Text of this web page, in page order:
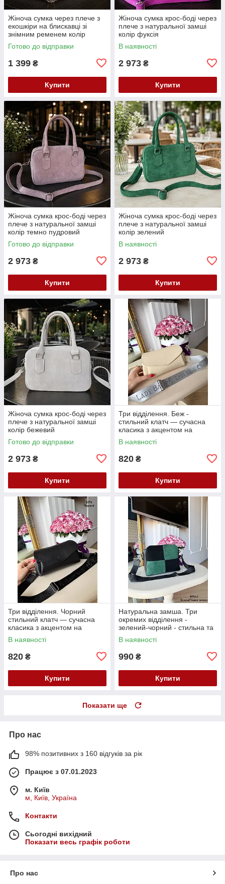
Жіноча сумка через плече з
екошкіри на блискавці зі
знімним ременем колір
капучино
Готово до відправки
1 399 ₴
Купити
Жіноча сумка крос-боді через
плече з натуральної замші
колір фуксія
В наявності
2 973 ₴
Купити
Жіноча сумка крос-боді через
плече з натуральної замші
колір темно пудровий
Готово до відправки
2 973 ₴
Купити
Жіноча сумка крос-боді через
плече з натуральної замші
колір зелений
В наявності
2 973 ₴
Купити
Жіноча сумка крос-боді через
плече з натуральної замші
колір бежевий
Готово до відправки
2 973 ₴
Купити
Три відділення. Беж -
стильний клатч — сучасна
класика з акцентом на
комфорт, стиль і практичність
(0574)
В наявності
820 ₴
Купити
Три відділення. Чорний
стильний клатч — сучасна
класика з акцентом на
комфорт, стиль і практичність
(0574)
В наявності
820 ₴
Купити
Натуральна замша. Три
окремих відділення -
зелений-чорний - стильна та
елегантна сумочка (0554-1)
В наявності
990 ₴
Купити
Показати ще
Про нас
98% позитивних з 160 відгуків за рік
Працює з 07.01.2023
м. Київ
м, Київ, Україна
Контакти
Сьогодні вихідний
Показати весь графік роботи
Про нас